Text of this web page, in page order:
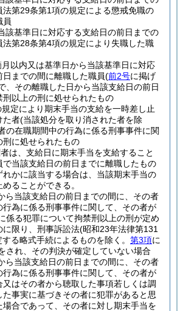
法第29条第1項の規定による懲戒免職の
員
該基準日に対応する支給日の前日までの
法第28条第4項の規定により失職した職
以内又は基準日から当該基準日に対応
までの間に離職した職員(前2号に掲げ
、その離職した日から当該支給日の前日
刑以上の刑に処せられたもの
規定により期末手当の支給を一時差し止
た者(当該処分を取り消された者を除
の在職期間中の行為に係る刑事事件に関
刑に処せられたもの
は、支給日に期末手当を支給すること
で当該支給日の前日までに離職したもの
れかに該当する場合は、当該期末手当の
ることができる。
ら当該支給日の前日までの間に、その者
行為に係る刑事事件に関して、その者が
係る犯罪について拘禁刑以上の刑が定め
に限り、刑事訴訟法(昭和23年法律第131
る略式手続によるものを除く。 第3項に
され、その判決が確定していない場合
ら当該支給日の前日までの間に、その者
行為に係る刑事事件に関して、その者が
はその者から聴取した事項若しくは調
た事実に基づきその者に犯罪があると思
場合であって、その者に対し期末手当を